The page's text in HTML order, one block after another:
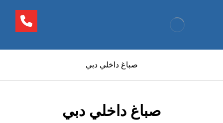
صباغ داخلي دبي
صباغ داخلي دبي